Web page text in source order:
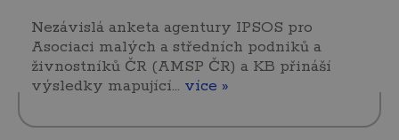
Nezávislá anketa agentury IPSOS pro
Asociaci malých a středních podniků a
živnostníků ČR (AMSP ČR) a KB přináší
výsledky mapující… více »